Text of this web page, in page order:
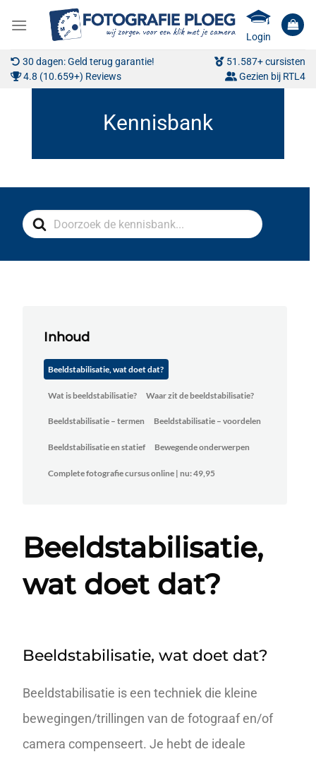
naar
Login
30 dagen: Geld terug garantie!
51.587+ cursisten
4.8 (10.659+) Reviews
Gezien bij RTL4
Search
For
Beeldstabilisatie,
wat doet dat?
Beeldstabilisatie, wat doet dat?
Beeldstabilisatie is een techniek die kleine
bewegingen/trillingen van de fotograaf en/of
camera compenseert. Je hebt de ideale
Inhoud
Beeldstabilisatie, wat doet dat?
Wat is beeldstabilisatie? Waar zit de beeldstabilisatie?
Beeldstabilisatie – termen Beeldstabilisatie – voordelen
Beeldstabilisatie en statief Bewegende onderwerpen
Complete fotografie cursus online | nu: 49,95